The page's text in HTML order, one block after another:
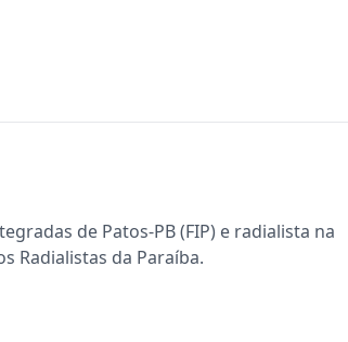
de Patos-PB (FIP) e radialista na
Radialistas da Paraíba.